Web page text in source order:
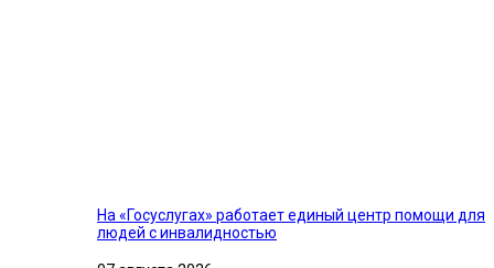
На «Госуслугах» работает единый центр помощи для
людей с инвалидностью